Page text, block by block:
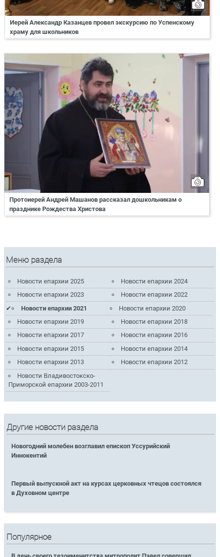
Иерей Александр Казанцев провел экскурсию по Успенскому
храму для школьников
Протоиерей Андрей Машанов рассказал дошкольникам о
празднике Рождества Христова
Меню раздела
Новости епархии 2025
Новости епархии 2024
Новости епархии 2023
Новости епархии 2022
Новости епархии 2021
Новости епархии 2020
Новости епархии 2019
Новости епархии 2018
Новости епархии 2017
Новости епархии 2016
Новости епархии 2015
Новости епархии 2014
Новости епархии 2013
Новости епархии 2012
Новости Владивостокско-
Приморской епархии 2003-2011
Другие новости раздела
Новогодний молебен возглавил епископ Уссурийский
Иннокентий
Первый выпускной акт на курсах церковных чтецов состоялся
в Духовном центре
Популярное